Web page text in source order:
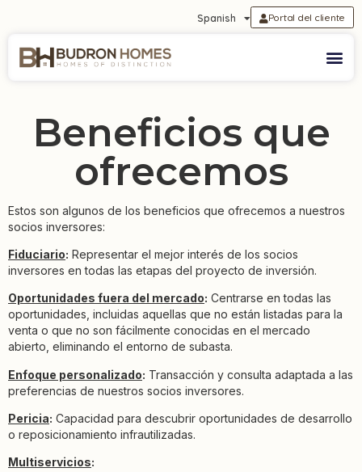
Spanish Portal del cliente
Beneficios que
ofrecemos
Estos son algunos de los beneficios que ofrecemos a nuestros
socios inversores:
Fiduciario: Representar el mejor interés de los socios
inversores en todas las etapas del proyecto de inversión.
Oportunidades fuera del mercado: Centrarse en todas las
oportunidades, incluidas aquellas que no están listadas para la
venta o que no son fácilmente conocidas en el mercado
abierto, eliminando el entorno de subasta.
Enfoque personalizado: Transacción y consulta adaptada a las
preferencias de nuestros socios inversores.
Pericia: Capacidad para descubrir oportunidades de desarrollo
o reposicionamiento infrautilizadas.
Multiservicios: